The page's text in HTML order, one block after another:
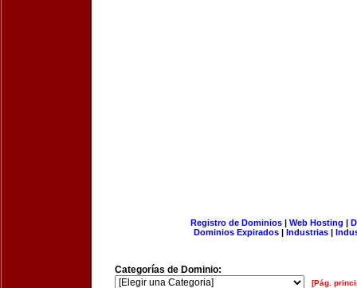
Registro de Dominios| Web Hosting |
Dominios Expirados | Industrias |
Categorías de Dominio:
[Pág.